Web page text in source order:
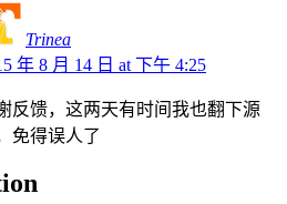
Trinea
年 8 月 14 日 at 下午 4:25
反馈，这两天有时间我也翻下源
免得误人了